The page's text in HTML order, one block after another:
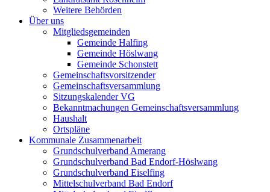
Weitere Behörden
Über uns
Mitgliedsgemeinden
Gemeinde Halfing
Gemeinde Höslwang
Gemeinde Schonstett
Gemeinschaftsvorsitzender
Gemeinschaftsversammlung
Sitzungskalender VG
Bekanntmachungen Gemeinschaftsversammlung
Haushalt
Ortspläne
Kommunale Zusammenarbeit
Grundschulverband Amerang
Grundschulverband Bad Endorf-Höslwang
Grundschulverband Eiselfing
Mittelschulverband Bad Endorf